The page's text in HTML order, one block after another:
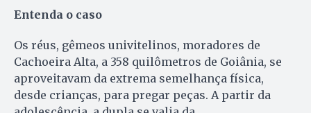
Entenda o caso
Os réus, gêmeos univitelinos, moradores de
Cachoeira Alta, a 358 quilômetros de Goiânia, se
aproveitavam da extrema semelhança física,
desde crianças, para pregar peças. A partir da